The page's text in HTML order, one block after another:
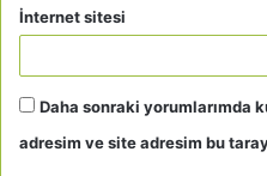
İnternet sitesi
Daha sonraki yorumlarımda
adresim ve site adresim bu